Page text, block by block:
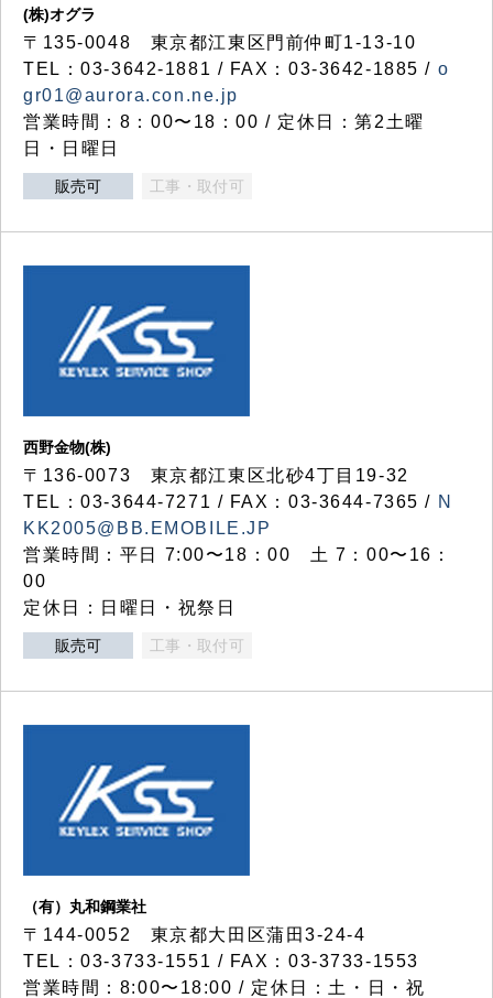
(株)オグラ
〒135-0048 東京都江東区門前仲町1-13-10
TEL：03-3642-1881 / FAX：03-3642-1885 / o
gr01@aurora.con.ne.jp
営業時間：8：00〜18：00 / 定休日：第2土曜
日・日曜日
販売可 工事・取付可
西野金物(株)
〒136-0073 東京都江東区北砂4丁目19-32
TEL：03‐3644‐7271 / FAX：03-3644-7365 / N
KK2005@BB.EMOBILE.JP
営業時間：平日 7:00〜18：00 土 7：00〜16：
00
定休日：日曜日・祝祭日
販売可 工事・取付可
（有）丸和鋼業社
〒144-0052 東京都大田区蒲田3-24-4
TEL：03-3733-1551 / FAX：03-3733-1553
営業時間：8:00〜18:00 / 定休日：土・日・祝